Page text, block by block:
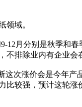
域。
月分别是秋季和
排除业内有企业会
涨价会是今年产
较强，预计这轮